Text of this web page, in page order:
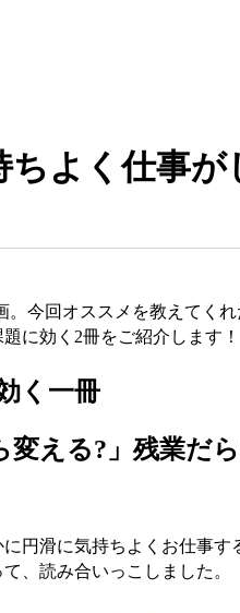
ちよく仕事
今回オススメを教えてく
に効く2冊をご紹介します！
く一冊
える?」残業だ
円滑に気持ちよくお仕事
、読み合いっこしました。